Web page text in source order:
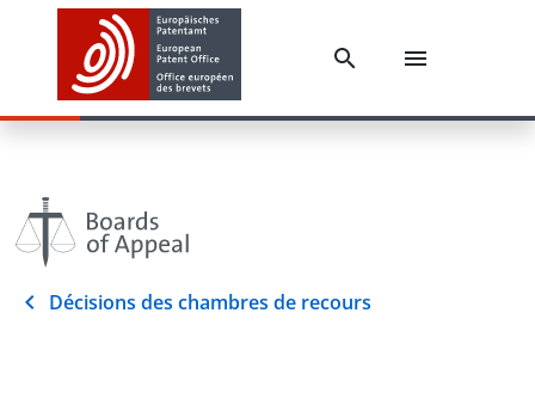
Décisions des chambres de recours